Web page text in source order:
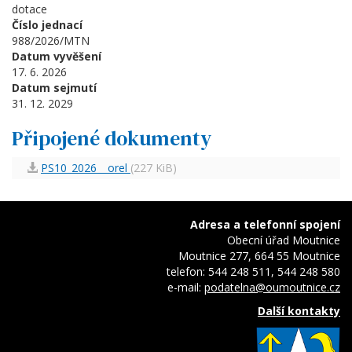
dotace
Číslo jednací
988/2026/MTN
Datum vyvěšení
17. 6. 2026
Datum sejmutí
31. 12. 2029
Připojené dokumenty
PS10_2026 _ orel (227 KiB)
Adresa a telefonní spojení
Obecní úřad Moutnice
Moutnice 277, 664 55 Moutnice
telefon: 544 248 511, 544 248 580
e-mail: podatelna@oumoutnice.cz
Další kontakty